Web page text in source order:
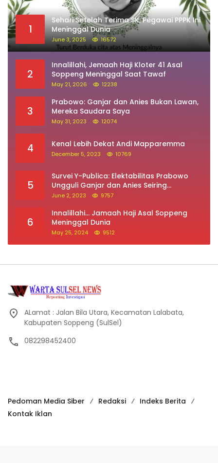
1
Sehari Setelah Terima SK, Pegawai PPPK Ini
Meninggal Dunia
June 3, 2025 16572
2
Innalillahi, Jemaah Haji Kloter 41 Asal
Soppeng Meninggal Saat Tawaf
May 21, 2026 12238
3
Prabowo: Ganjar dan Anies Bukan Lawan,
Mereka Saudara Saya
May 31, 2023 12074
4 Kenal Lebih Dekat Andi Mapparemma
December 5, 2023 10769
5
Survei Y-Publica: Elektabilitas Prabowo
Ungguli Ganjar dan Anies Seiring
Kepuasan Terhadap Jokowi Naik
June 2, 2023 9757
6
Innalillahi… Jamaah Haji Asal Soppeng
Meninggal Dunia
May 25, 2024 9512
ALamat : Jalan Bila Utara, Kecamatan Lalabata,
Kabupaten Soppeng (SulSel)
082298452400
Pedoman Media Siber Redaksi
Indeks Berita
Kontak Iklan